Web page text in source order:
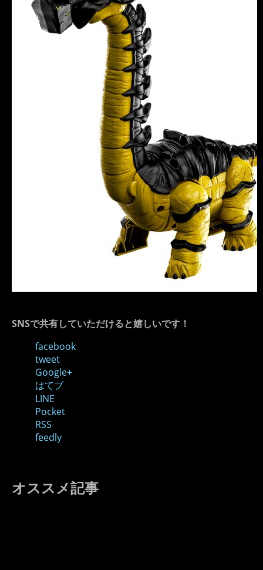
SNSで共有していただけると嬉しいです！
facebook
tweet
Google+
はてブ
LINE
Pocket
RSS
feedly
オススメ記事